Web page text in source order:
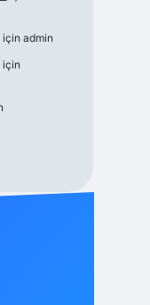
için admin
için